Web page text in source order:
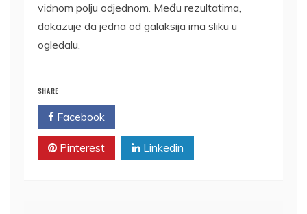
vidnom polju odjednom. Među rezultatima,
dokazuje da jedna od galaksija ima sliku u
ogledalu.
SHARE
Facebook
Pinterest Linkedin